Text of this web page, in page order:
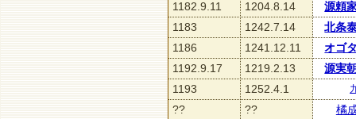
1182.9.11
1204.8.14
源頼
1183
1242.7.14
北条
1186
1241.12.11
オゴ
1192.9.17
1219.2.13
源実
1193
1252.4.1
?? ??
橘